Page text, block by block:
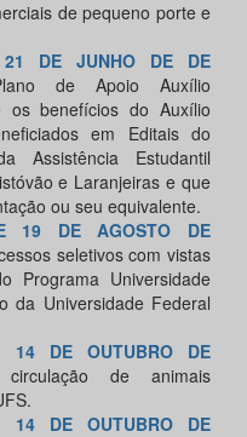
de pequeno porte e
DE JUNHO DE DE
de Apoio Auxílio
os benefícios do Auxílio
em Editais do
Assistência Estudantil
e Laranjeiras e que
ou seu equivalente.
19 DE AGOSTO DE
seletivos com vistas
Programa Universidade
da Universidade Federal
14 DE OUTUBRO DE
de animais
14 DE OUTUBRO DE